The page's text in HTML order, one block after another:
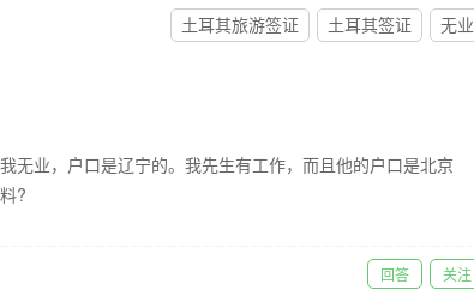
土耳其旅游签证 土耳其签证 无业
无业，户口是辽宁的。我先生有工作，而且他的户口是北京
?
关注
回答